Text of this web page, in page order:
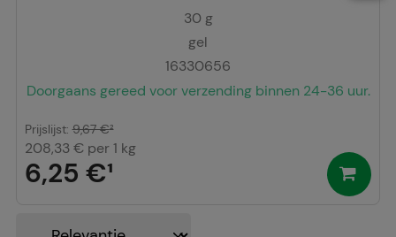
30 g
gel
16330656
Doorgaans gereed voor verzending binnen 24-36 uur.
6,25 €¹
Prijslijst: 9,67 €²
208,33 € per 1 kg